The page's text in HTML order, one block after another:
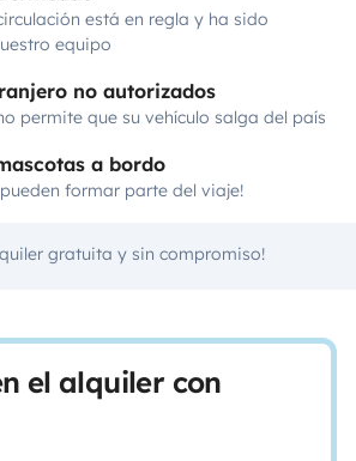
está en regla y ha sido
equipo
no autorizados
permite que su vehículo salga del país
a bordo
pueden formar parte del viaje!
gratuita y sin compromiso!
el alquiler con